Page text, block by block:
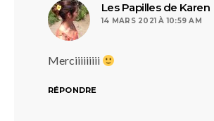
Les Papilles de Karen
14 MARS 2021 À 10:59 AM
Merciiiiiiiii
RÉPONDRE